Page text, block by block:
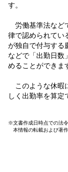
す。
労働基準法など
律で認められてい
が独自で付与する
などで「出勤日数
めることができま
このような休暇
しく出勤率を算定
※文書作成日時点での法
本情報の転載および著